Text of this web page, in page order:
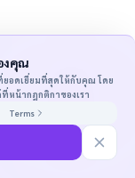
งคุณ
อดเยี่ยมที่สุดให้กับคุณ โดย
หน้ากฎกติกาของเรา
Terms